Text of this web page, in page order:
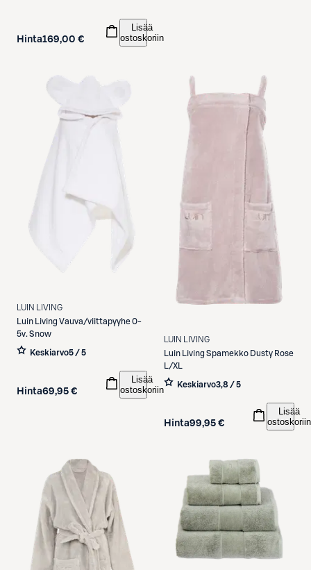
Hinta169,00 €
Lisää
ostoskoriin
LUIN LIVING
Luin Living Vauva/viittapyyhe 0-
5v. Snow
Keskiarvo5 / 5
Hinta69,95 €
Lisää
ostoskoriin
LUIN LIVING
Luin Living Spamekko Dusty Rose
L/XL
Keskiarvo3,8 / 5
Hinta99,95 €
Lisää
ostoskoriin